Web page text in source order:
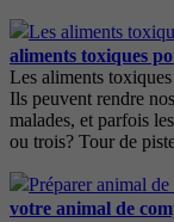
aliments toxiques
Les aliments
Ils peuvent rendre
malades, et parfois
ou trois? Tour de
votre animal de